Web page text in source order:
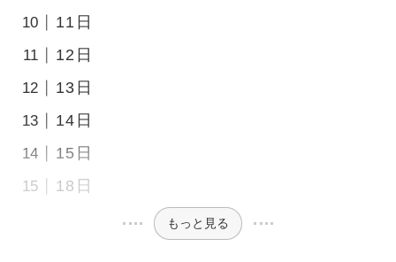
11日
12日
13日
14日
15日
18日
もっと見る